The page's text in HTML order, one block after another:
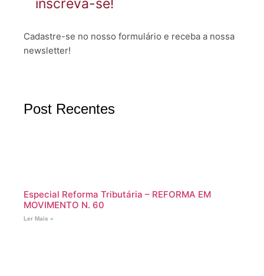
inscreva-se!
Cadastre-se no nosso formulário e receba a nossa
newsletter!
Post Recentes
Especial Reforma Tributária – REFORMA EM
MOVIMENTO N. 60
Ler Mais »